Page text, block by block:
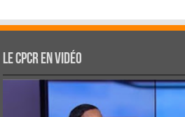
Le CPCR en vidéo